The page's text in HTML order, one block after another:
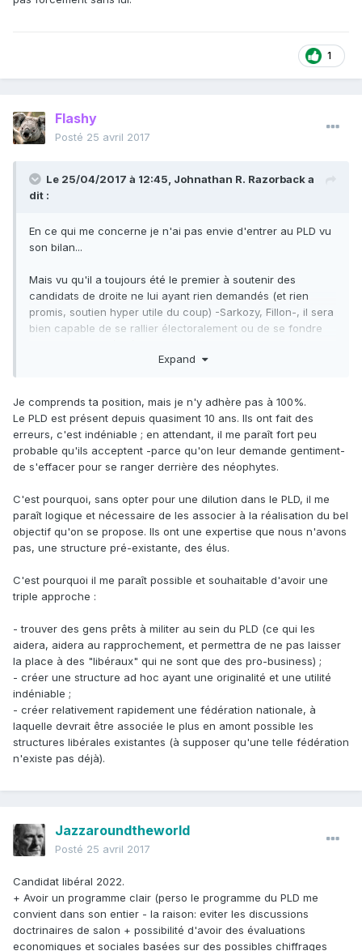
1
Flashy
Posté 25 avril 2017
Le 25/04/2017 à 12:45, Johnathan R. Razorbacka
dit :
En ce qui me concerne je n'ai pas envie d'entrer au PLD vu
son bilan...
Mais vu qu'il a toujours été le premier à soutenir des
candidats de droite ne lui ayant rien demandés (et rien
promis, soutien hyper utile du coup) -Sarkozy, Fillon-, il sera
bien capable de se rallier électoralement ou de se fondre
moi la solution est en dehors de lui, pas forcément sans lui.
Expand
Je comprends ta position, mais je n'y adhère pas à 100%.
Le PLD est présent depuis quasiment 10 ans. Ils ont fait des
erreurs, c'est indéniable ; en attendant, il me paraît fort peu
probable qu'ils acceptent -parce qu'on leur demande gentiment-
de s'effacer pour se ranger derrière des néophytes.
C'est pourquoi, sans opter pour une dilution dans le PLD, il me
paraît logique et nécessaire de les associer à la réalisation du bel
objectif qu'on se propose. Ils ont une expertise que nous n'avons
pas, une structure pré-existante, des élus.
C'est pourquoi il me paraît possible et souhaitable d'avoir une
triple approche :
- trouver des gens prêts à militer au sein du PLD (ce qui les
aidera, aidera au rapprochement, et permettra de ne pas laisser
la place à des "libéraux" qui ne sont que des pro-business) ;
- créer une structure ad hoc ayant une originalité et une utilité
indéniable ;
- créer relativement rapidement une fédération nationale, à
laquelle devrait être associée le plus en amont possible les
structures libérales existantes (à supposer qu'une telle fédération
n'existe pas déjà).
Jazzaroundtheworld
Posté 25 avril 2017
Candidat libéral 2022.
+ Avoir un programme clair (perso le programme du PLD me
convient dans son entier - la raison: eviter les discussions
doctrinaires de salon + possibilité d'avoir des évaluations
economiques et sociales basées sur des possibles chiffrages